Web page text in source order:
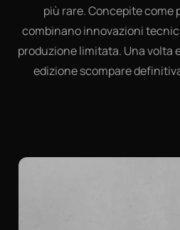
più rare. Concepite come
combinano innovazioni
produzione limitata. Una volta
edizione scompare